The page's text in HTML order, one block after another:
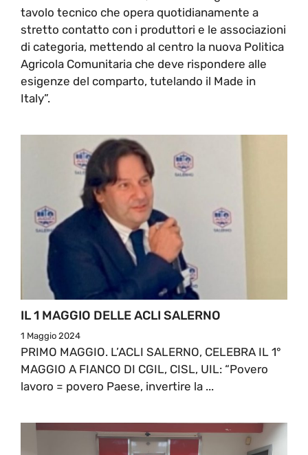
tavolo tecnico che opera quotidianamente a
stretto contatto con i produttori e le associazioni
di categoria, mettendo al centro la nuova Politica
Agricola Comunitaria che deve rispondere alle
esigenze del comparto, tutelando il Made in
Italy”.
IL 1 MAGGIO DELLE ACLI SALERNO
1 Maggio 2024
PRIMO MAGGIO. L’ACLI SALERNO, CELEBRA IL 1°
MAGGIO A FIANCO DI CGIL, CISL, UIL: “Povero
lavoro = povero Paese, invertire la ...